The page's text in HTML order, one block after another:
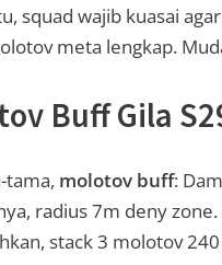
squad wajib kuasai
meta lengkap.
Buff Gila
tama, molotov buff:
radius 7m deny
stack 3 molotov